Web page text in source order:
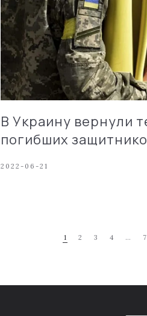
В Украину вернули
погибших
2022-06-21
1 2 3 4 … 7